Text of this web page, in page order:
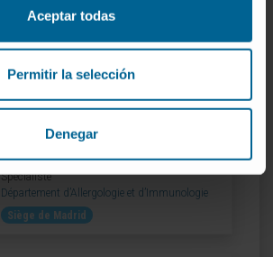
Aceptar todas
Permitir la selección
Denegar
Dr. Gabriel Gastaminza Lasarte
Voir le CV
Directeur
Dr. Laura Argiz Álvarez
Voir le CV
Spécialiste
Département d’Allergologie et d’Immunologie
Siège de Madrid